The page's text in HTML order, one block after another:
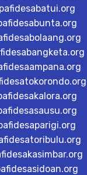
pafidesabatui.org